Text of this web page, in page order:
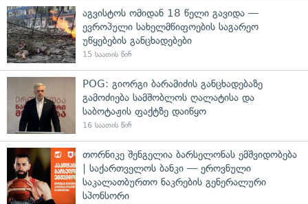
აგვისტოს ომიდან 18 წელი გავიდა —
ევროპული სახელმწიფოების საგარეო
უწყებების განცხადებები
15 საათის წინ
POG: გიორგი ბარამიძის განცხადებაზე
გამოძიება სამშობლოს ღალატისა და
საბოტაჟის ფაქტზე დაიწყო
16 საათის წინ
თორნიკე შენგელია ბარსელონას ემშვიდობება
| საქართველოს ბანკი — ეროვნული
საკალათბურთო ნაკრების გენერალური
სპონსორი